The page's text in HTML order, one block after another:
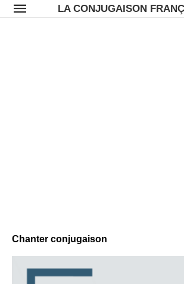
LA CONJUGAISON
Chanter conjugaison